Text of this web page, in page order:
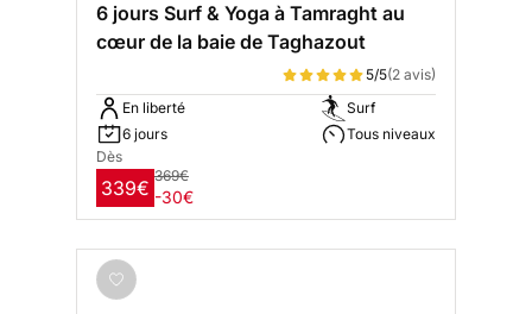
6 jours Surf & Yoga à Tamraght au
cœur de la baie de Taghazout
5/5(2 avis)
En liberté
6 jours
Surf
Tous niveaux
Dès
339€
369€
-30€